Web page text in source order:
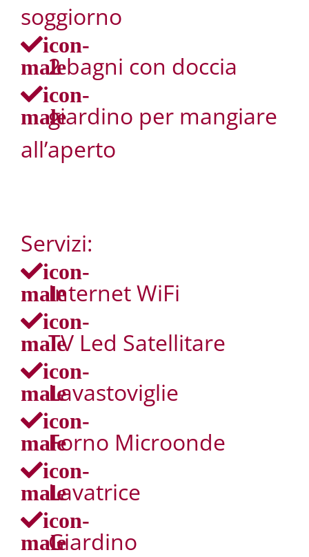
soggiorno
icon-
male2 bagni con doccia
icon-
malegiardino per mangiare
all’aperto
Servizi:
icon-
maleInternet WiFi
icon-
maleTV Led Satellitare
icon-
maleLavastoviglie
icon-
maleForno Microonde
icon-
maleLavatrice
icon-
maleGiardino